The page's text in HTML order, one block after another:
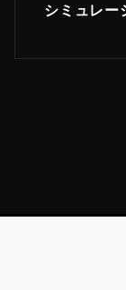
シミュレー